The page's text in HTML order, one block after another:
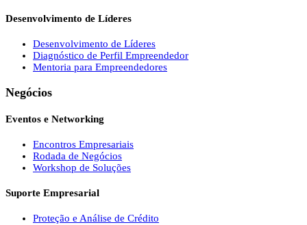
Desenvolvimento de Líderes
Desenvolvimento de Líderes
Diagnóstico de Perfil Empreendedor
Mentoria para Empreendedores
Negócios
Eventos e Networking
Encontros Empresariais
Rodada de Negócios
Workshop de Soluções
Suporte Empresarial
Proteção e Análise de Crédito